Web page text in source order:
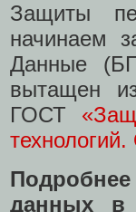
Защиты
начинаем
Данные
вытащен
ГОСТ
данных в